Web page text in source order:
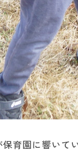
育園に響いて